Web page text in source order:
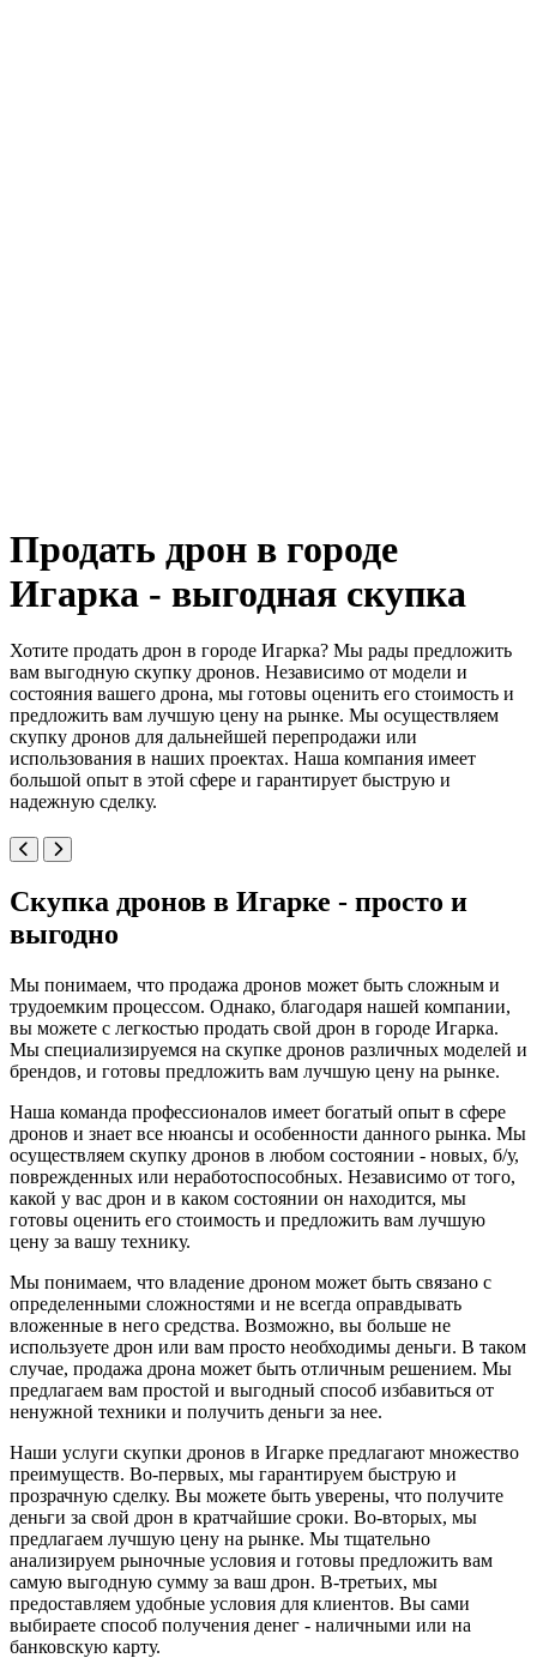
Продать дрон в городе
Игарка - выгодная скупка
Хотите продать дрон в городе Игарка? Мы рады предложить
вам выгодную скупку дронов. Независимо от модели и
состояния вашего дрона, мы готовы оценить его стоимость и
предложить вам лучшую цену на рынке. Мы осуществляем
скупку дронов для дальнейшей перепродажи или
использования в наших проектах. Наша компания имеет
большой опыт в этой сфере и гарантирует быструю и
надежную сделку.
Скупка дронов в Игарке - просто и
выгодно
Мы понимаем, что продажа дронов может быть сложным и
трудоемким процессом. Однако, благодаря нашей компании,
вы можете с легкостью продать свой дрон в городе Игарка.
Мы специализируемся на скупке дронов различных моделей и
брендов, и готовы предложить вам лучшую цену на рынке.
Наша команда профессионалов имеет богатый опыт в сфере
дронов и знает все нюансы и особенности данного рынка. Мы
осуществляем скупку дронов в любом состоянии - новых, б/у,
поврежденных или неработоспособных. Независимо от того,
какой у вас дрон и в каком состоянии он находится, мы
готовы оценить его стоимость и предложить вам лучшую
цену за вашу технику.
Мы понимаем, что владение дроном может быть связано с
определенными сложностями и не всегда оправдывать
вложенные в него средства. Возможно, вы больше не
используете дрон или вам просто необходимы деньги. В таком
случае, продажа дрона может быть отличным решением. Мы
предлагаем вам простой и выгодный способ избавиться от
ненужной техники и получить деньги за нее.
Наши услуги скупки дронов в Игарке предлагают множество
преимуществ. Во-первых, мы гарантируем быструю и
прозрачную сделку. Вы можете быть уверены, что получите
деньги за свой дрон в кратчайшие сроки. Во-вторых, мы
предлагаем лучшую цену на рынке. Мы тщательно
анализируем рыночные условия и готовы предложить вам
самую выгодную сумму за ваш дрон. В-третьих, мы
предоставляем удобные условия для клиентов. Вы сами
выбираете способ получения денег - наличными или на
банковскую карту.